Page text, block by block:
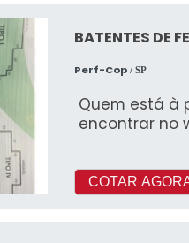
BATENTES DE
Perf-Cop / SP
Quem está à
encontrar no
COTAR